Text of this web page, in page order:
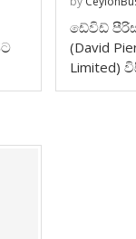
ඩේවිඩ්
(David
Limited)